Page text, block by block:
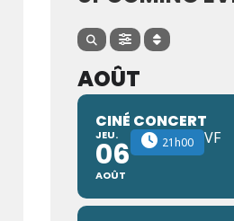
AOÛT
CINÉ CONCERT
JEU.
06
AOÛT
21h00 VF